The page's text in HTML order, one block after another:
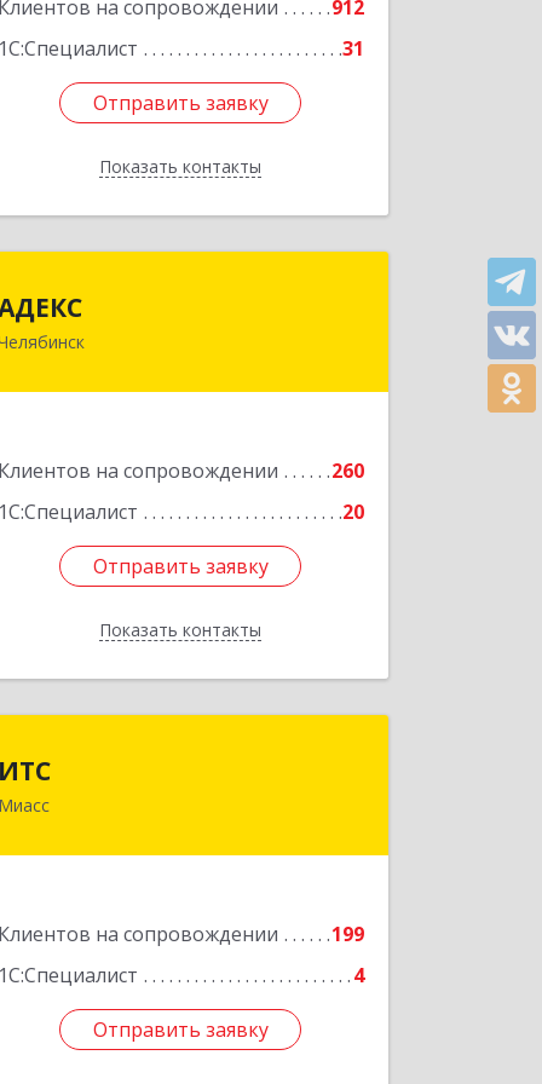
Клиентов на сопровождении
912
1С:Специалист
31
Отправить заявку
Показать контакты
Отправить заявку
Назад
Клиентов на сопровождении
260
1С:Специалист
20
Отправить заявку
Показать контакты
454080, Челябинская обл, Челябинск г,
Отправить заявку
Назад
ИТС
Миасс
Клиентов на сопровождении
199
1С:Специалист
4
Отправить заявку
456300, Челябинская обл, Миасс г,
Отправить заявку